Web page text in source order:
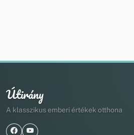
Útirány
A klasszikus emberi értékek otthona